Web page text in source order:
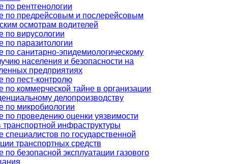
по рентгенологии
по предрейсовым и послерейсовым
осмотрам водителей
по вирусологии
по паразитологии
по санитарно-эпидемиологическому
населения и безопасности на
предприятиях
по пест-контролю
по коммерческой тайне в организации
делопроизводству
по микробиологии
по проведению оценки уязвимости
транспортной инфраструктуры
специалистов по государственной
транспортных средств
по безопасной эксплуатации газового